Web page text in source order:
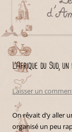
L’Afrique du Sud,
Laisser un
On rêvait d’y aller
organisé un peu